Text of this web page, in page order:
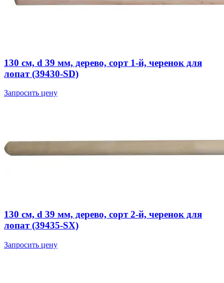
130 см, d 39 мм, дерево, сорт 1-й, черенок для
лопат (39430-SD)
Запросить цену
130 см, d 39 мм, дерево, сорт 2-й, черенок для
лопат (39435-SX)
Запросить цену